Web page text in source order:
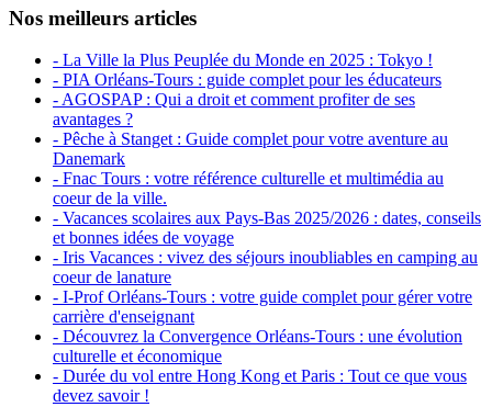
Nos meilleurs articles
- La Ville la Plus Peuplée du Monde en 2025 : Tokyo !
- PIA Orléans-Tours : guide complet pour les éducateurs
- AGOSPAP : Qui a droit et comment profiter de ses
avantages ?
- Pêche à Stanget : Guide complet pour votre aventure au
Danemark
- Fnac Tours : votre référence culturelle et multimédia au
coeur de la ville.
- Vacances scolaires aux Pays-Bas 2025/2026 : dates, conseils
et bonnes idées de voyage
- Iris Vacances : vivez des séjours inoubliables en camping au
coeur de lanature
- I-Prof Orléans-Tours : votre guide complet pour gérer votre
carrière d'enseignant
- Découvrez la Convergence Orléans-Tours : une évolution
culturelle et économique
- Durée du vol entre Hong Kong et Paris : Tout ce que vous
devez savoir !